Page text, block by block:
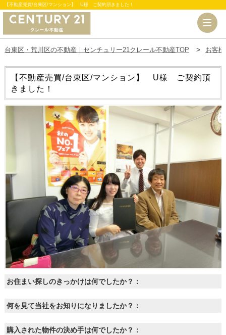
【不動産売買/台東区/マンション】 U様 ご契約頂きました！
台東区・荒川区の不動産｜センチュリー21クレール不動産TOP お客
【不動産売買/台東区/マンション】 U様 ご契約頂
きました！
お住まい探しのきっかけは何でしたか？：
何を見て当社をお知りになりましたか？：
購入された物件の決め手は何でしたか？：